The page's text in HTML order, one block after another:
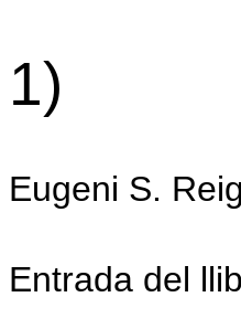
1)
Eugeni S.
Entrada del